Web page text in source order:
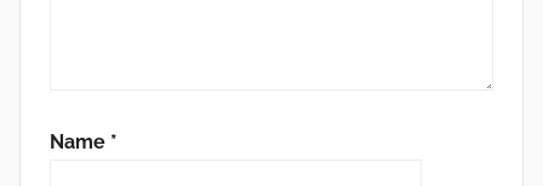
Name *